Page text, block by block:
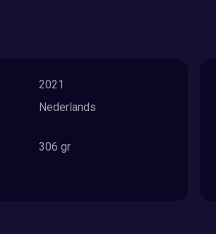
2021
Nederlands
306 gr